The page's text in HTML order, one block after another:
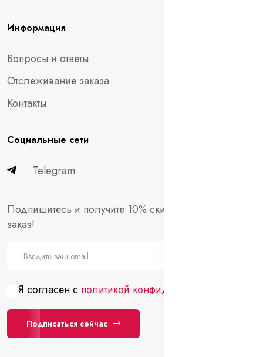
Информация
Вопросы и ответы
Отслеживание заказа
Контакты
Социальные сети
Telegram
Подпишитесь и получите 10% скидки на первый
заказ!
Я согласен с политикой конфиденциальности
Подписаться сейчас